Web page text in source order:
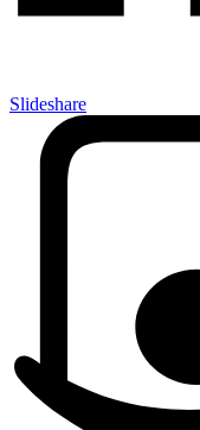
Slideshare